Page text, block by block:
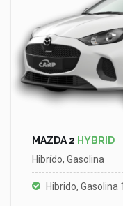
MAZDA 2 HYBRID
Hibrído, Gasolina
Hibrido, Gasolina